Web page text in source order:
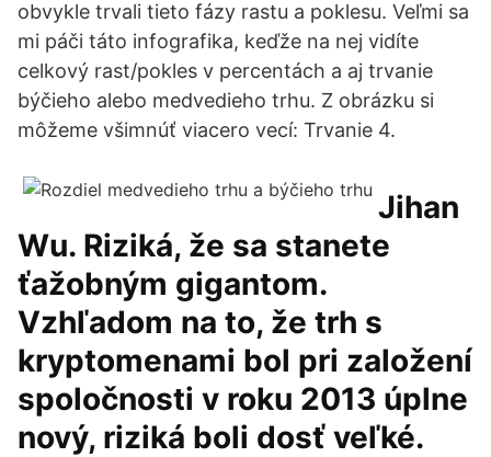
obvykle trvali tieto fázy rastu a poklesu. Veľmi sa
mi páči táto infografika, keďže na nej vidíte
celkový rast/pokles v percentách a aj trvanie
býčieho alebo medvedieho trhu. Z obrázku si
môžeme všimnúť viacero vecí: Trvanie 4.
Jihan
Wu. Riziká, že sa stanete
ťažobným gigantom.
Vzhľadom na to, že trh s
kryptomenami bol pri založení
spoločnosti v roku 2013 úplne
nový, riziká boli dosť veľké.